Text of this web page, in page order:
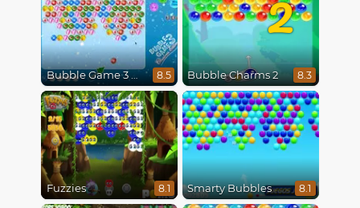
Bubble Game 3 Christmas 8.5 Bubble Charms 2 8.3
Fuzzies 8.1 Smarty Bubbles 8.1